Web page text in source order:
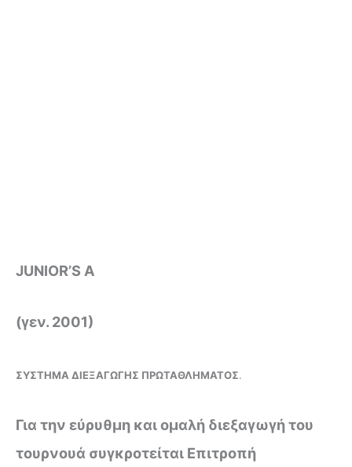
JUNIOR’S A
(γεν. 2001)
ΣΥΣΤΗΜΑ ΔΙΕΞΑΓΩΓΗΣ ΠΡΩΤΑΘΛΗΜΑΤΟΣ.
Για την εύρυθμη και ομαλή διεξαγωγή του
τουρνουά συγκροτείται Επιτροπή